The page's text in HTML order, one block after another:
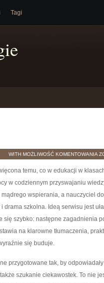
Tagi
WITH MOŻLIWOŚĆ KOMENTOWANIA
temu, co w edukacji w
w codziennym przyswajaniu
wspierania, a nauczyciel
i drama szkolna. Ideą serwisu jest
się szybko: następne zagadnienia
na klarowne tłumaczenia,
się buduje.
przygotowane tak, by
szukanie ciekawostek. To nie